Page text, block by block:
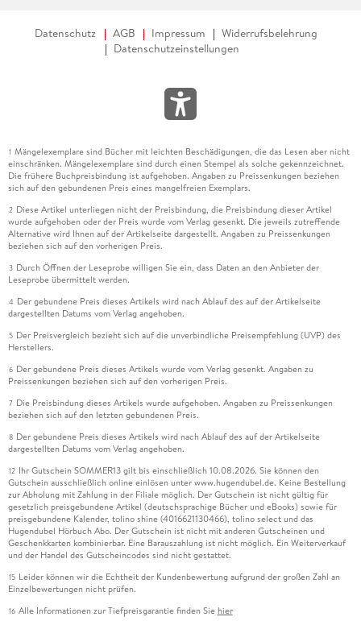
Datenschutz AGB Impressum
Widerrufsbelehrung
Datenschutzeinstellungen
1 Mängelexemplare sind Bücher mit leichten Beschädigungen, die das Lesen aber nicht
einschränken. Mängelexemplare sind durch einen Stempel als solche gekennzeichnet.
Die frühere Buchpreisbindung ist aufgehoben. Angaben zu Preissenkungen beziehen
sich auf den gebundenen Preis eines mangelfreien Exemplars.
2 Diese Artikel unterliegen nicht der Preisbindung, die Preisbindung dieser Artikel
wurde aufgehoben oder der Preis wurde vom Verlag gesenkt. Die jeweils zutreffende
Alternative wird Ihnen auf der Artikelseite dargestellt. Angaben zu Preissenkungen
beziehen sich auf den vorherigen Preis.
3 Durch Öffnen der Leseprobe willigen Sie ein, dass Daten an den Anbieter der
Leseprobe übermittelt werden.
4 Der gebundene Preis dieses Artikels wird nach Ablauf des auf der Artikelseite
dargestellten Datums vom Verlag angehoben.
5 Der Preisvergleich bezieht sich auf die unverbindliche Preisempfehlung (UVP) des
Herstellers.
6 Der gebundene Preis dieses Artikels wurde vom Verlag gesenkt. Angaben zu
Preissenkungen beziehen sich auf den vorherigen Preis.
7 Die Preisbindung dieses Artikels wurde aufgehoben. Angaben zu Preissenkungen
beziehen sich auf den letzten gebundenen Preis.
8 Der gebundene Preis dieses Artikels wird nach Ablauf des auf der Artikelseite
dargestellten Datums vom Verlag angehoben.
12 Ihr Gutschein SOMMER13 gilt bis einschließlich 10.08.2026. Sie können den
Gutschein ausschließlich online einlösen unter www.hugendubel.de. Keine Bestellung
zur Abholung mit Zahlung in der Filiale möglich. Der Gutschein ist nicht gültig für
gesetzlich preisgebundene Artikel (deutschsprachige Bücher und eBooks) sowie für
preisgebundene Kalender, tolino shine (4016621130466), tolino select und das
Hugendubel Hörbuch Abo. Der Gutschein ist nicht mit anderen Gutscheinen und
Geschenkkarten kombinierbar. Eine Barauszahlung ist nicht möglich. Ein Weiterverkauf
und der Handel des Gutscheincodes sind nicht gestattet.
15 Leider können wir die Echtheit der Kundenbewertung aufgrund der großen Zahl an
Einzelbewertungen nicht prüfen.
16 Alle Informationen zur Tiefpreisgarantie finden Sie hier